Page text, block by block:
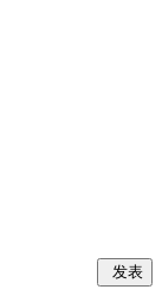
发表